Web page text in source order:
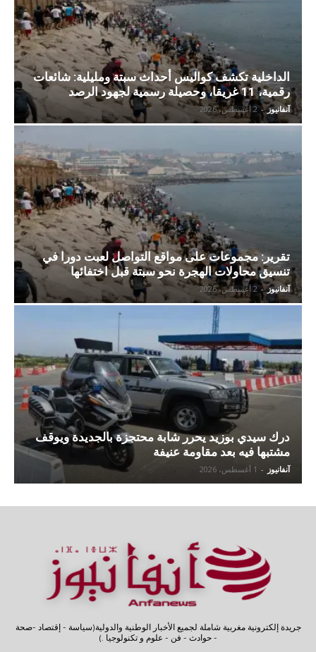
الداخلية تكشف كواليس أحداث سبتة ومليلية: شائعات
رقمية، 11 غريقا، وحصيلة رسمية لجهود الرصد
آنفانيوز - 2 أغسطس، 2026
تقرير: مجموعات على مواقع التواصل لعبت دورا في
تنسيق محاولات الهجرة نحو سبتة قبل اختفائها
آنفانيوز - 2 أغسطس، 2026
درك سيدي بوزيد يحرر شابة محتجزة بالجديدة ويوقف
مشتبها فيه بعد مقاومة عنيفة
آنفانيوز - 1 أغسطس، 2026
جريدة إلكترونية مغربية شاملة لجميع الأخبار الوطنية والدولية(سياسة - إقتصاد -صحة
- حوادث - فن - علوم و تكنولوجيا .)